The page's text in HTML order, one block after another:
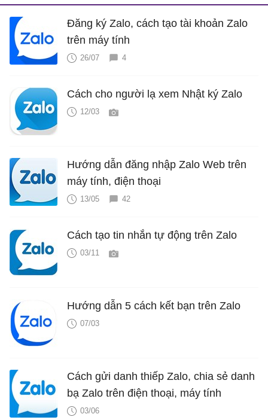
Đăng ký Zalo, cách tạo tài khoản Zalo
trên máy tính
26/07 4
Cách cho người lạ xem Nhật ký Zalo
12/03
Hướng dẫn đăng nhập Zalo Web trên
máy tính, điện thoại
13/05 42
Cách tạo tin nhắn tự động trên Zalo
03/11
Hướng dẫn 5 cách kết bạn trên Zalo
07/03
Cách gửi danh thiếp Zalo, chia sẻ danh
bạ Zalo trên điện thoại, máy tính
03/06